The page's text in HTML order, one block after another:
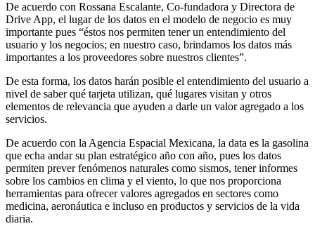
De acuerdo con Rossana Escalante, Co-fundadora y Directora de
Drive App, el lugar de los datos en el modelo de negocio es muy
importante pues “éstos nos permiten tener un entendimiento del
usuario y los negocios; en nuestro caso, brindamos los datos más
importantes a los proveedores sobre nuestros clientes”.
De esta forma, los datos harán posible el entendimiento del usuario a
nivel de saber qué tarjeta utilizan, qué lugares visitan y otros
elementos de relevancia que ayuden a darle un valor agregado a los
servicios.
De acuerdo con la Agencia Espacial Mexicana, la data es la gasolina
que echa andar su plan estratégico año con año, pues los datos
permiten prever fenómenos naturales como sismos, tener informes
sobre los cambios en clima y el viento, lo que nos proporciona
herramientas para ofrecer valores agregados en sectores como
medicina, aeronáutica e incluso en productos y servicios de la vida
diaria.